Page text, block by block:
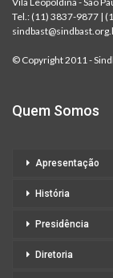
Tel.: (11) 3837-9877 |
© Copyright 2011 -
Quem Somos
Apresentação
História
Presidência
Diretoria